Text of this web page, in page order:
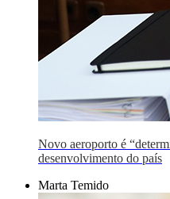
Novo aeroporto é
desenvolvimento do país
Marta Temido